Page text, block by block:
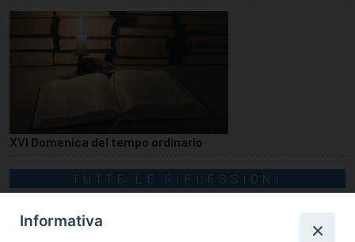
XVI Domenica del tempo ordinario
TUTTE LE RIFLESSIONI
Informativa